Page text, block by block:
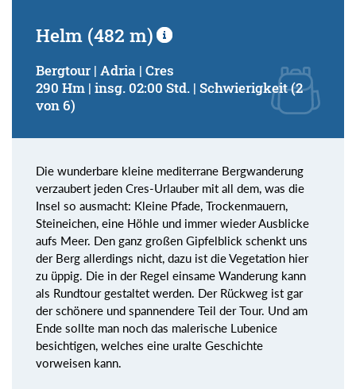
Helm (482 m)
Bergtour | Adria | Cres
290 Hm | insg. 02:00 Std. | Schwierigkeit (2
von 6)
Die wunderbare kleine mediterrane Bergwanderung
verzaubert jeden Cres-Urlauber mit all dem, was die
Insel so ausmacht: Kleine Pfade, Trockenmauern,
Steineichen, eine Höhle und immer wieder Ausblicke
aufs Meer. Den ganz großen Gipfelblick schenkt uns
der Berg allerdings nicht, dazu ist die Vegetation hier
zu üppig. Die in der Regel einsame Wanderung kann
als Rundtour gestaltet werden. Der Rückweg ist gar
der schönere und spannendere Teil der Tour. Und am
Ende sollte man noch das malerische Lubenice
besichtigen, welches eine uralte Geschichte
vorweisen kann.